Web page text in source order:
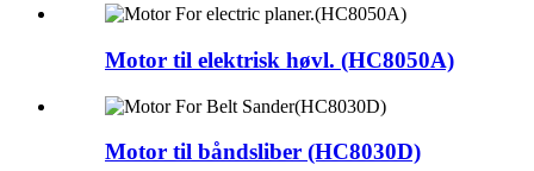
Motor til elektrisk høvl. (HC8050A)
Motor til båndsliber (HC8030D)